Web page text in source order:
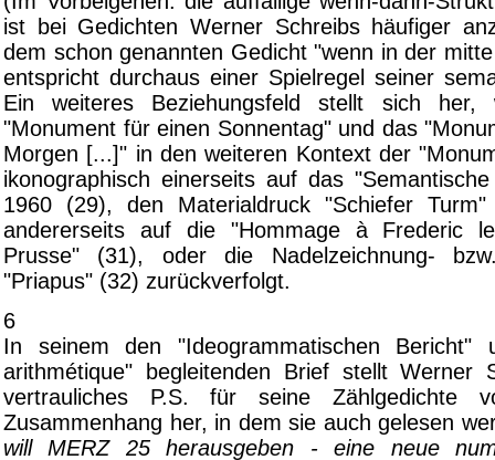
ist bei Gedichten Werner Schreibs häufiger
dem schon genannten Gedicht "wenn in der
entspricht durchaus einer Spielregel seiner
Ein weiteres Beziehungsfeld stellt sich
"Monument für einen Sonnentag" und das
Morgen [...]" in den weiteren Kontext der
ikonographisch einerseits auf das
1960 (29), den Materialdruck "Schiefer
andererseits auf die "Hommage à Frederic
Prusse" (31), oder die Nadelzeichnung-
"Priapus" (32) zurückverfolgt.
6
In seinem den "Ideogrammatischen Bericht"
arithmétique" begleitenden Brief stellt Werner
vertrauliches P.S. für seine Zählgedichte
Zusammenhang her, in dem sie auch gelesen
will MERZ 25 herausgeben - eine neue